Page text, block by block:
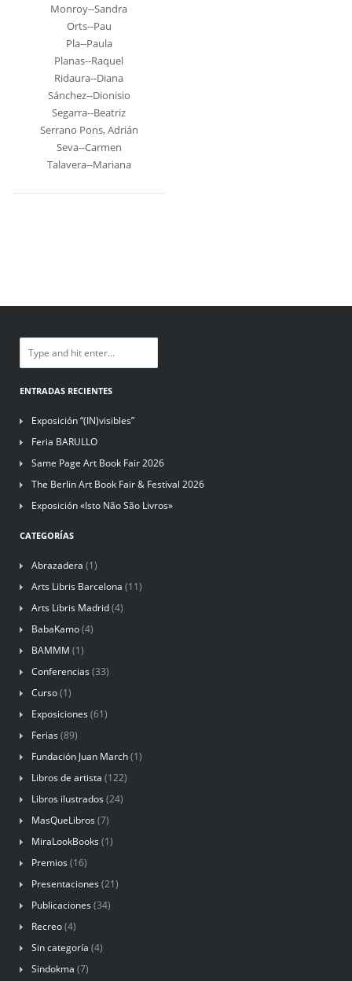
Monroy--Sandra
Orts--Pau
Pla--Paula
Planas--Raquel
Ridaura--Diana
Sánchez--Dionisio
Segarra--Beatriz
Serrano Pons, Adrián
Seva--Carmen
Talavera--Mariana
ENTRADAS RECIENTES
Exposición “(IN)visibles”
Feria BARULLO
Same Page Art Book Fair 2026
The Berlin Art Book Fair & Festival 2026
Exposición «Isto Não São Livros»
CATEGORÍAS
Abrazadera (1)
Arts Libris Barcelona (11)
Arts Libris Madrid(4)
BabaKamo(4)
BAMMM (1)
Conferencias (33)
Curso(1)
Exposiciones (61)
Ferias (89)
Fundación Juan March(1)
Libros de artista (122)
Libros ilustrados (24)
MasQueLibros (7)
MiraLookBooks (1)
Premios (16)
Presentaciones (21)
Publicaciones (34)
Recreo(4)
Sin categoría (4)
Sindokma (7)